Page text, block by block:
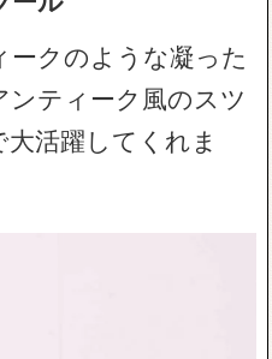
ークのような凝った
ティーク風のスツ
活躍してくれま